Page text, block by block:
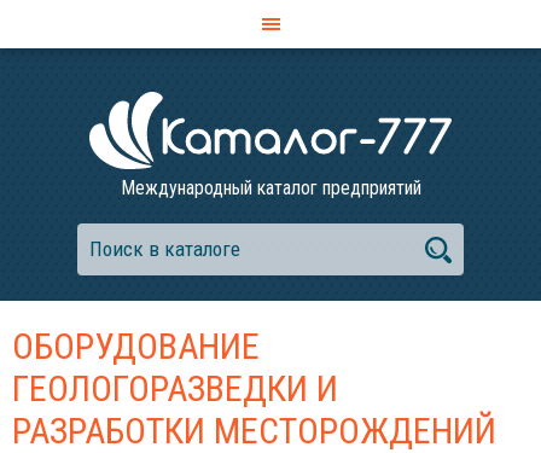
Международный каталог предприятий
ОБОРУДОВАНИЕ
ГЕОЛОГОРАЗВЕДКИ И
РАЗРАБОТКИ МЕСТОРОЖДЕНИЙ